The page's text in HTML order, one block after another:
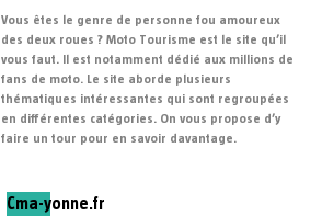
Vous êtes le genre de personne fou amoureux
des deux roues ? Moto Tourisme est le site qu’il
vous faut. Il est notamment dédié aux millions de
fans de moto. Le site aborde plusieurs
thématiques intéressantes qui sont regroupées
en différentes catégories. On vous propose d’y
faire un tour pour en savoir davantage.
Cma-yonne.fr